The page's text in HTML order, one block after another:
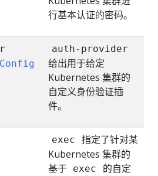
行基本认证的密码。
auth-provider
给出用于给定
Kubernetes 集群的
自定义身份验证插
件。
exec
指定了针对某
Kubernetes 集群的
基于 exec
的自定